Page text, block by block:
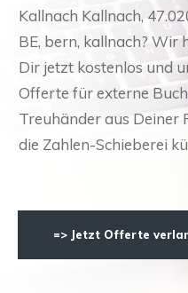
Kallnach Kallnach,
BE, bern, kallnach? Wir
Dir jetzt kostenlos und
Offerte für externe
Treuhänder aus Deiner
die Zahlen-Schieberei
=> Jetzt Offerte